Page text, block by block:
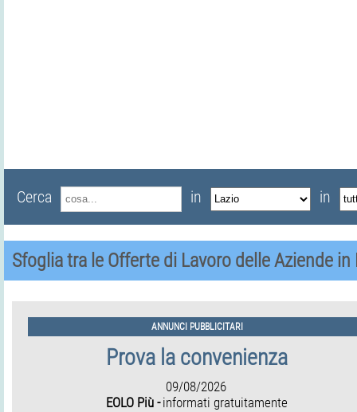
Cerca in in
Sfoglia tra le Offerte di Lavoro delle Aziende in
ANNUNCI PUBBLICITARI
Prova la convenienza
09/08/2026
EOLO Più -informati gratuitamente